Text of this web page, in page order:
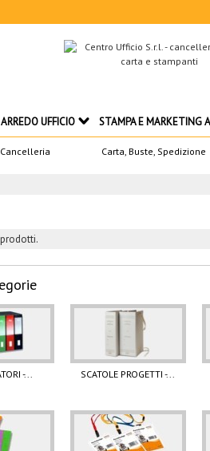
Cancelleria Carta, Buste, Spedizione
ARREDO UFFICIO STAMPA E MARKETING
-... SCATOLE PROGETTI -...